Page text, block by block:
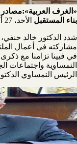
«الغرف
بناء المستقبل الأحد، 27 أكتوبر 2024
شدد الدكتور خالد
مشاركته في أعمال
النمساوية واجتماعات
الرئيس النمساوي